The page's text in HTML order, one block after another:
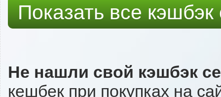
Показать все
Не нашли свой кэшбэк
кешбек при покупках на